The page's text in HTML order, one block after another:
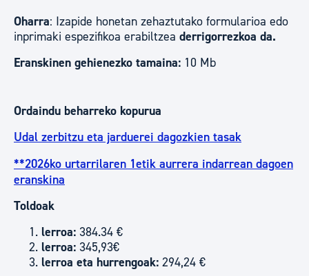
Oharra: Izapide honetan zehaztutako formularioa edo
inprimaki espezifikoa erabiltzea derrigorrezkoa da.
Eranskinen gehienezko tamaina: 10 Mb
Ordaindu beharreko kopurua
Udal zerbitzu eta jarduerei dagozkien tasak
**2026ko urtarrilaren 1etik aurrera indarrean dagoen
eranskina
Toldoak
lerroa: 384.34 €
lerroa: 345,93€
lerroa eta hurrengoak: 294,24 €